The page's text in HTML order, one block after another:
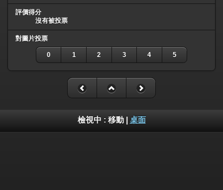
評價得分
沒有被投票
對圖片投票
0 1 2 3 4 5
檢視中 : 移動| 桌面